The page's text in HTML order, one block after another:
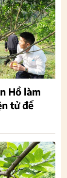
Hồ làm
tử để